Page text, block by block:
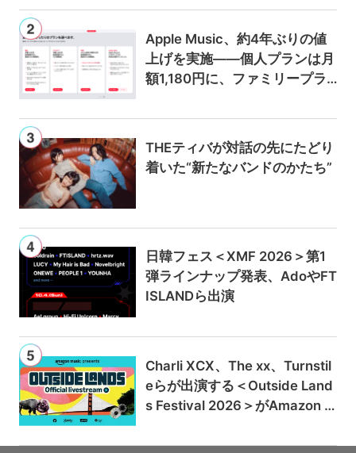
Apple Music、約4年ぶりの値
上げを実施——個人プランは月
額1,180円に、ファミリープラ
THEティバが対話の先にたどり
着いた“新たなバンドのかたち”
日韓フェス＜XMF 2026＞第1
弾ラインナップ発表、AdoやFT
ISLANDら出演
Charli XCX、The xx、Turnstil
eらが出演する＜Outside Land
s Festival 2026＞がAmazon M
ブ配信